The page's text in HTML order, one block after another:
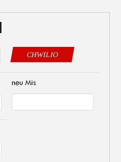
CHWILIO
neu Mis